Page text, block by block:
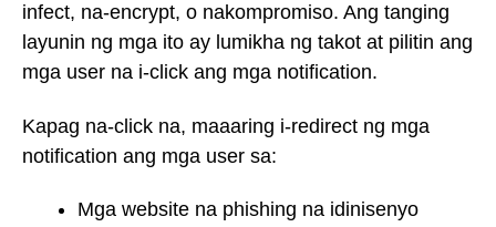
infect, na-encrypt, o nakompromiso. Ang tanging
layunin ng mga ito ay lumikha ng takot at pilitin ang
mga user na i-click ang mga notification.
Kapag na-click na, maaaring i-redirect ng mga
notification ang mga user sa:
Mga website na phishing na idinisenyo